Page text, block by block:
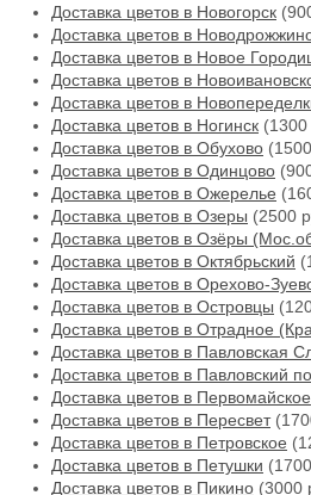
Доставка цветов в Новогорск
Доставка цветов в
Доставка цветов в Новое
Доставка цветов в
Доставка цветов в
Доставка цветов в Ногинск (1300
Доставка цветов в Обухово
Доставка цветов в Одинцово
Доставка цветов в Ожерелье
Доставка цветов в Озеры (2500
Доставка цветов в Озёры
Доставка цветов в Октябрьский
Доставка цветов в Орехово-
Доставка цветов в Островцы
Доставка цветов в Отрадное
Доставка цветов в Павловская
Доставка цветов в Павловский
Доставка цветов в Первомайское
Доставка цветов в Пересвет
Доставка цветов в Петровское
Доставка цветов в Петушки
Доставка цветов в Пикино (3000